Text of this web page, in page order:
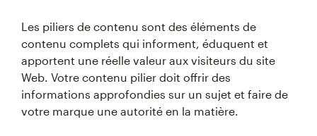
Les piliers de contenu sont des éléments de
contenu complets qui informent, éduquent et
apportent une réelle valeur aux visiteurs du site
Web. Votre contenu pilier doit offrir des
informations approfondies sur un sujet et faire de
votre marque une autorité en la matière.